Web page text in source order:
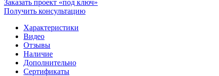
Заказать проект «под ключ»
Получить консультацию
Характеристики
Видео
Отзывы
Наличие
Дополнительно
Сертификаты